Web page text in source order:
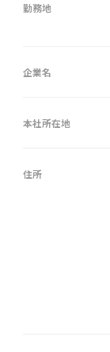
勤務地
企業名
本社所在地
住所